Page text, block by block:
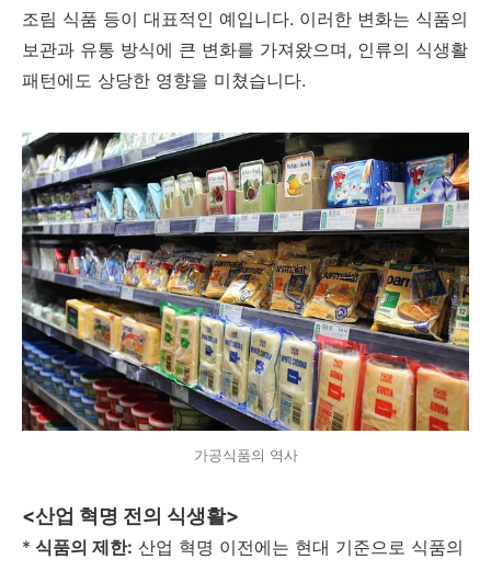
조림 식품 등이 대표적인 예입니다. 이러한 변화는 식품의
보관과 유통 방식에 큰 변화를 가져왔으며, 인류의 식생활
패턴에도 상당한 영향을 미쳤습니다.
가공식품의 역사
<산업 혁명 전의 식생활>
* 식품의 제한: 산업 혁명 이전에는 현대 기준으로 식품의